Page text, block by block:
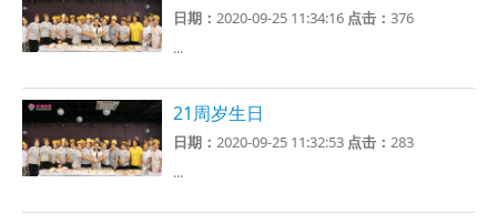
日期：2020-09-25 11:34:16 点击：376
...
21周岁生日
日期：2020-09-25 11:32:53 点击：283
...